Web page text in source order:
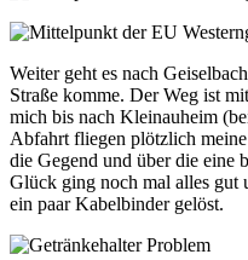
Weiter geht es nach
Straße komme. Der Weg ist
mich bis nach Kleinauheim
Abfahrt fliegen plötzlich
die Gegend und über die eine
Glück ging noch mal alles gut
ein paar Kabelbinder gelöst.